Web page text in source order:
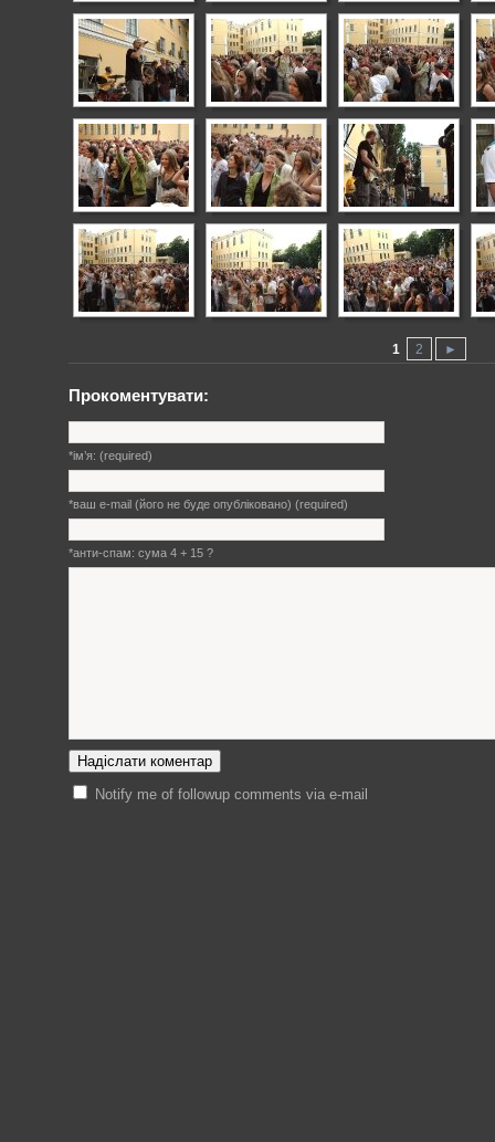
1 2 ►
Прокоментувати:
*ім’я: (required)
*ваш е-mаіl (його не буде опубліковано) (required)
*aнти-спам: сума 4 + 15 ?
Notify me of followup comments via e-mail